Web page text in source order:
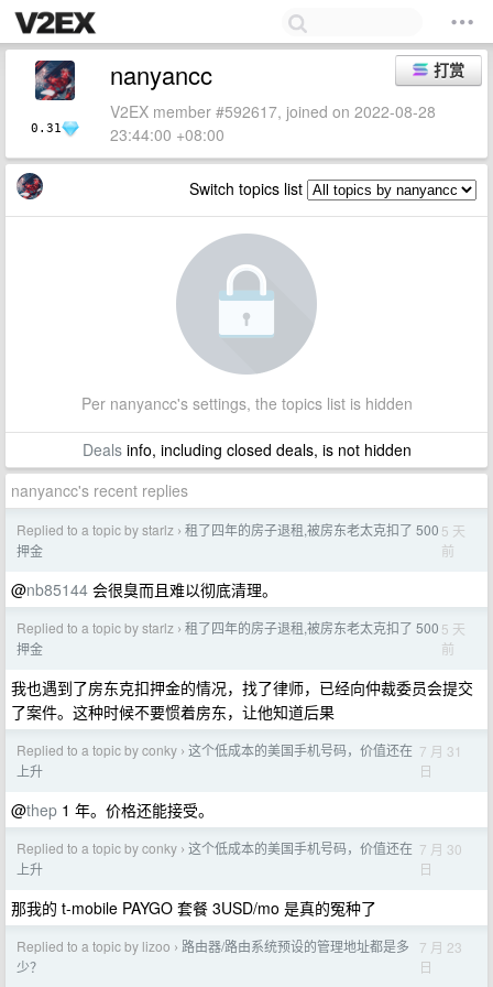
0.31
打赏
nanyancc
V2EX member #592617, joined on 2022-08-28
23:44:00 +08:00
Switch topics list
Per nanyancc's settings, the topics list is hidden
Dealsinfo, including closed deals, is not hidden
nanyancc's recent replies
Replied to a topic by starlz › 租了四年的房子退租,被房东老太克扣了 500
押金
5 天
前
@nb85144 会很臭而且难以彻底清理。
Replied to a topic by starlz › 租了四年的房子退租,被房东老太克扣了 500
押金
5 天
前
我也遇到了房东克扣押金的情况，找了律师，已经向仲裁委员会提交
了案件。这种时候不要惯着房东，让他知道后果
Replied to a topic by conky › 这个低成本的美国手机号码，价值还在
上升
7 月 31
日
@thep 1 年。价格还能接受。
Replied to a topic by conky › 这个低成本的美国手机号码，价值还在
上升
7 月 30
日
那我的 t-mobile PAYGO 套餐 3USD/mo 是真的冤种了
Replied to a topic by lizoo › 路由器/路由系统预设的管理地址都是多
少？
7 月 23
日